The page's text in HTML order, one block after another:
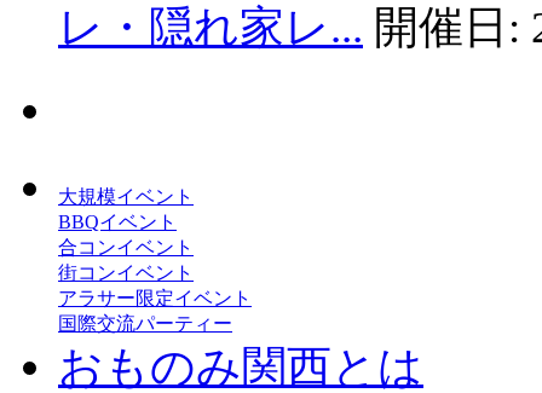
レ・隠れ家レ... 開催日:
大規模イベント
BBQイベント
合コンイベント
街コンイベント
アラサー限定イベント
国際交流パーティー
おものみ関西とは